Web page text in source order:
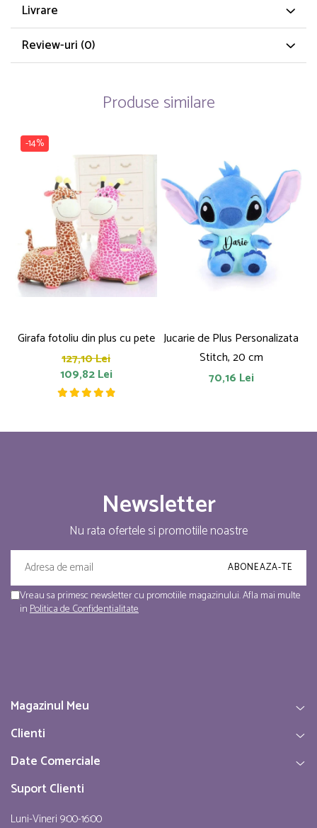
Livrare
Review-uri (0)
Produse similare
-14%
Girafa fotoliu din plus cu pete
127,10 Lei
109,82 Lei
Jucarie de Plus Personalizata
Stitch, 20 cm
70,16 Lei
Newsletter
Nu rata ofertele si promotiile noastre
Vreau sa primesc newsletter cu promotiile magazinului. Afla mai multe
inPolitica de Confidentialitate
Magazinul Meu
Clienti
Date Comerciale
Suport Clienti
Luni-Vineri 9:00-16:00